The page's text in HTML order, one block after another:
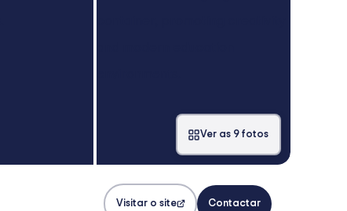
Ver as 9 fotos
Visitar o site Contactar